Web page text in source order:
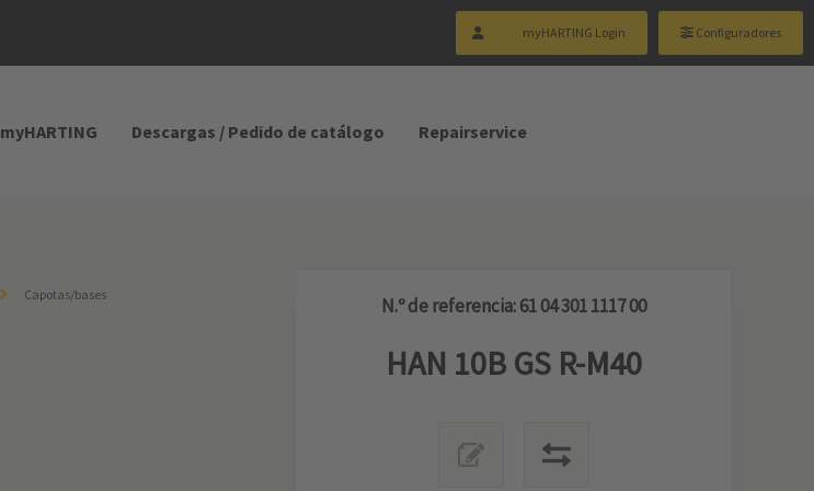
myHARTING Login Configuradores
myHARTING Descargas / Pedido de catálogo Repairservice
Capotas/bases N.º de referencia: 61 04 301 1117 00
HAN 10B GS R-M40